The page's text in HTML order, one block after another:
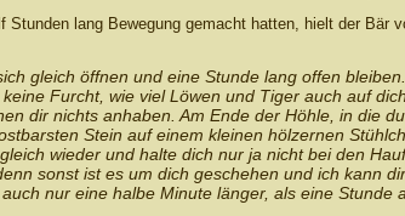
Stunden lang Bewegung gemacht hatten, hielt der Bär
gleich öffnen und eine Stunde lang offen
Furcht, wie viel Löwen und Tiger auch auf
dir nichts anhaben. Am Ende der Höhle, in die
Stein auf einem kleinen hölzernen
wieder und halte dich nur ja nicht bei den
sonst ist es um dich geschehen und ich kann
nur eine halbe Minute länger, als eine Stunde